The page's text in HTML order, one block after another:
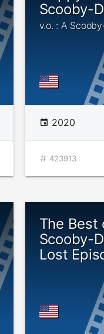
Scooby-
v.o. : A
2020
423913
The Best
Scooby-
Lost